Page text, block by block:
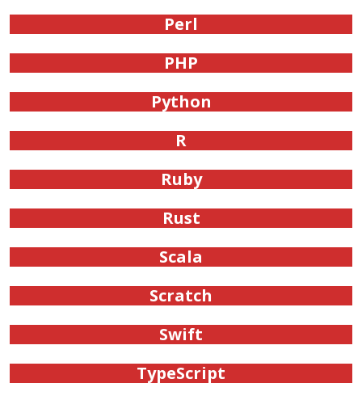
Perl
PHP
Python
R
Ruby
Rust
Scala
Scratch
Swift
TypeScript